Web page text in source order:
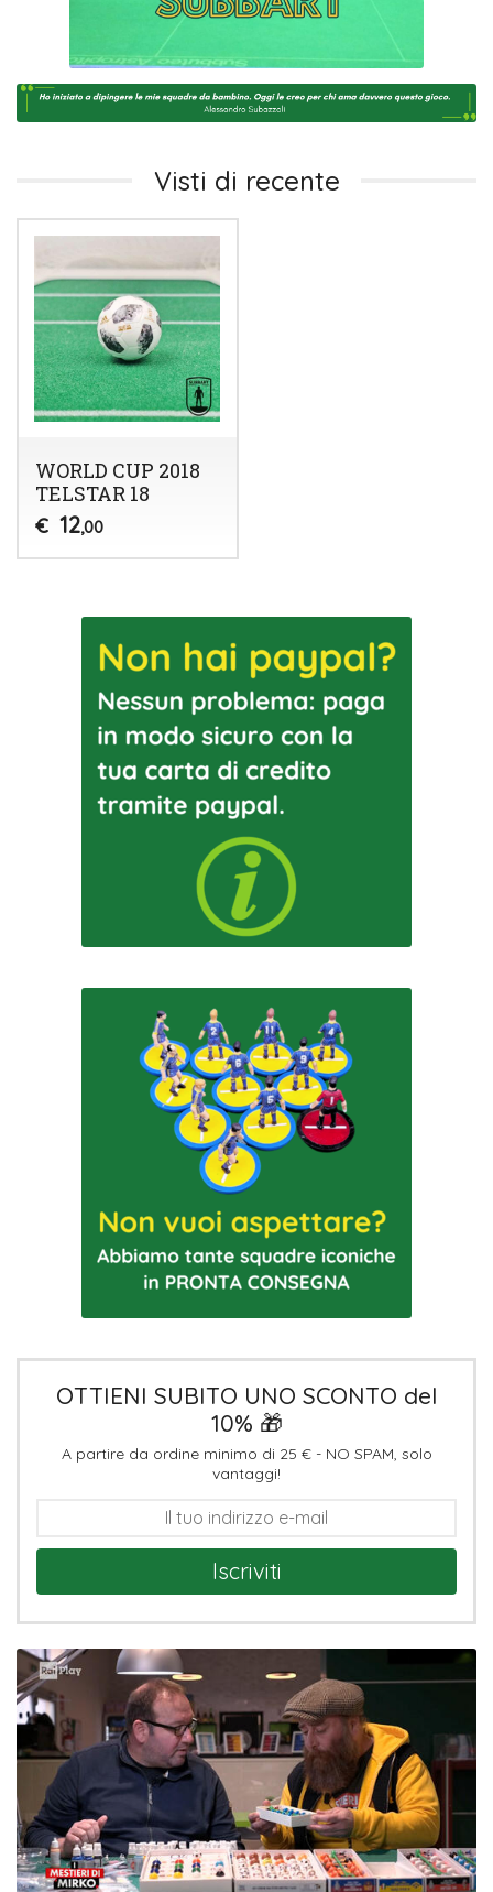
Visti di recente
WORLD CUP 2018
TELSTAR 18
€ 12,00
OTTIENI SUBITO UNO SCONTO del
10% 🎁
A partire da ordine minimo di 25 € - NO SPAM, solo
vantaggi!
Iscriviti